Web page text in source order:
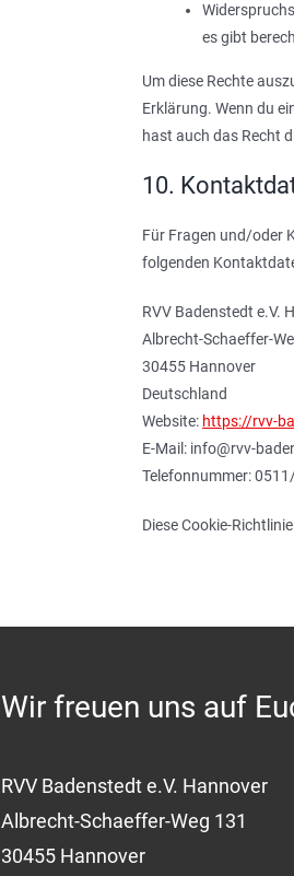
es gibt
Um diese Rechte
Erklärung. Wenn du
hast auch das Recht
10.
Für Fragen und/oder
folgenden
RVV Badenstedt e.V.
Albrecht-Schaeffer-
30455 Hannover
Deutschland
Website: https://rvv-
E-Mail: info@rvv-
Telefonnummer:
Diese Cookie-
Wir freuen uns auf
RVV Badenstedt e.V. Hannover
Albrecht-Schaeffer-Weg 131
30455 Hannover